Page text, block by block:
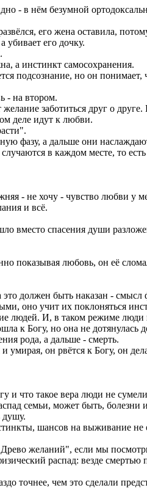
- в нём безумной
его жена оставила,
убивает его дочку.
а инстинкт самосохранения.
подсознание, но он
- на втором.
заботиться друг о
деле идут к любви.
фазу, а дальше они
в каждом месте, то
- не хочу - чувство любви у
и всё.
вместо спасения души
показывая любовь, он её
это должен быть наказан -
оно учит их поклоняться
людей. И, в таком режиме
к Богу, но она не дотянулась
рода, а дальше - смерть.
умирая, он рвётся к Богу, он
и что такое вера люди не
семьи, может быть,
душу.
шансов на выживание не
желаний", если мы
распад: везде смертью
точнее, чем это сделали